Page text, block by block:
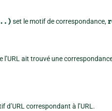
set le motif de correspondance,
l’URL ait trouvé une
d’URL correspondant à l’URL.